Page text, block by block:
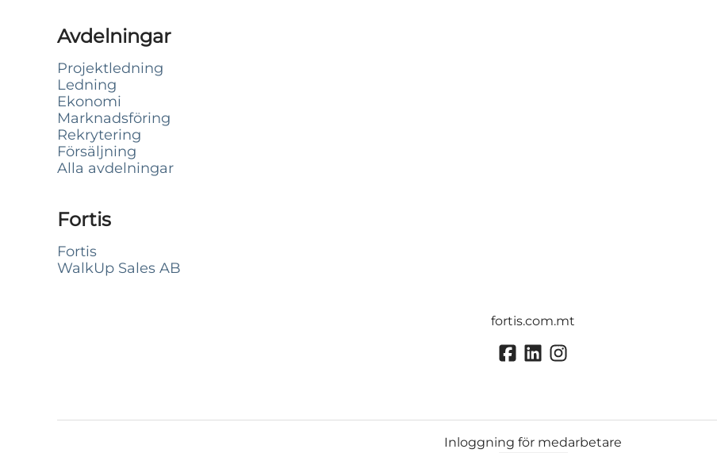
Avdelningar
Projektledning
Ledning
Ekonomi
Marknadsföring
Rekrytering
Försäljning
Alla avdelningar
Fortis
Fortis
WalkUp Sales AB
fortis.com.mt
Inloggning för medarbetare